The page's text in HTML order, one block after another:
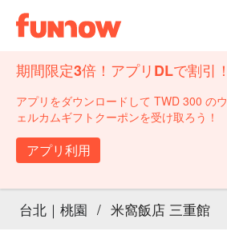
期間限定3倍！アプリDLで割引！
アプリをダウンロードして TWD 300 のウ
ェルカムギフトクーポンを受け取ろう！
アプリ利用
台北｜桃園 / 米窩飯店 三重館